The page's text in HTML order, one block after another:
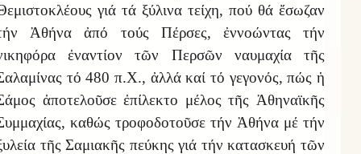
γιά τά ξύλινα τείχη, πού θά ἔσωζαν
Ἀθήνα ἀπό τούς Πέρσες, ἐννοώντας τήν
ἐναντίον τῶν Περσῶν ναυμαχία τῆς
τό 480 π.Χ., ἀλλά καί τό γεγονός, πώς ἡ
ἀποτελοῦσε ἐπίλεκτο μέλος τῆς Ἀθηναϊκῆς
καθώς τροφοδοτοῦσε τήν Ἀθήνα μέ τήν
τῆς Σαμιακῆς πεύκης γιά τήν κατασκευή τῶν